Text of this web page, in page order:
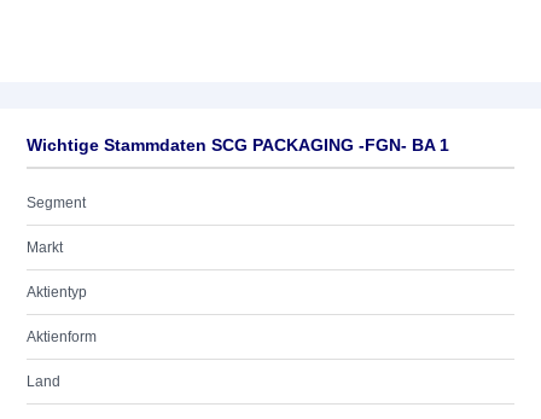
Wichtige Stammdaten SCG PACKAGING -FGN- BA 1
Segment
Markt
Aktientyp
Aktienform
Land